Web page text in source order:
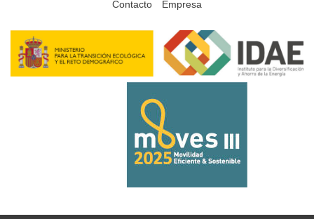
Contacto
Empresa